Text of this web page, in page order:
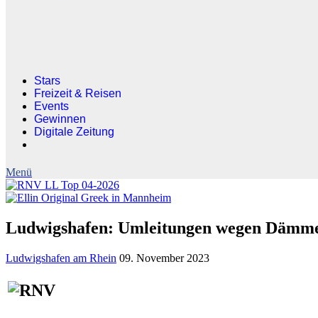
Stars
Freizeit & Reisen
Events
Gewinnen
Digitale Zeitung
Ludwigshafen: Umleitungen wegen
Ludwigshafen am Rhein 09. November 2023